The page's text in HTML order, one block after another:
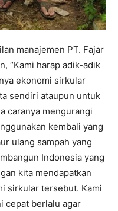
manajemen PT. Fajar
“Kami harap adik-adik
ekonomi sirkular
sendiri ataupun untuk
caranya mengurangi
kembali yang
ulang sampah yang
Indonesia yang
kita mendapatkan
sirkular tersebut. Kami
cepat berlalu agar